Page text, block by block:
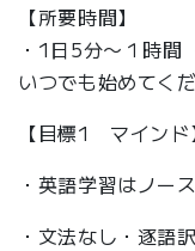
【所要時間】
・1日5分〜１時間
いつでも始めてくだ
【目標1 マインド
・英語学習はノー
・文法なし・逐語